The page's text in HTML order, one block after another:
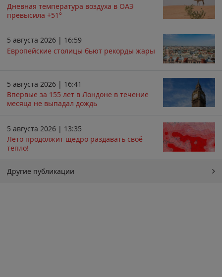
Дневная температура воздуха в ОАЭ
превысила +51°
5 августа 2026 | 16:59
Европейские столицы бьют рекорды жары
5 августа 2026 | 16:41
Впервые за 155 лет в Лондоне в течение
месяца не выпадал дождь
5 августа 2026 | 13:35
Лето продолжит щедро раздавать своё
тепло!
Другие публикации